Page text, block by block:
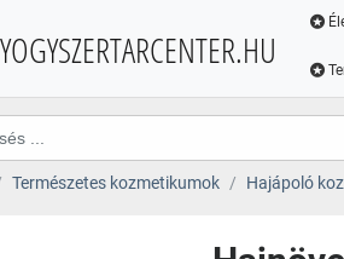
Természetes kozmetikumok Hajápoló